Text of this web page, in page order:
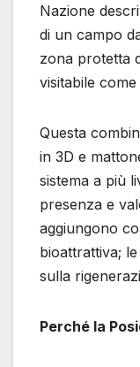
Nazione
di un campo
zona protetta
visitabile
Questa
in 3D e
sistema a più
presenza e
aggiungono
bioattrattiva;
sulla
Perché la